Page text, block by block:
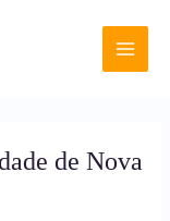
Main
de Nova